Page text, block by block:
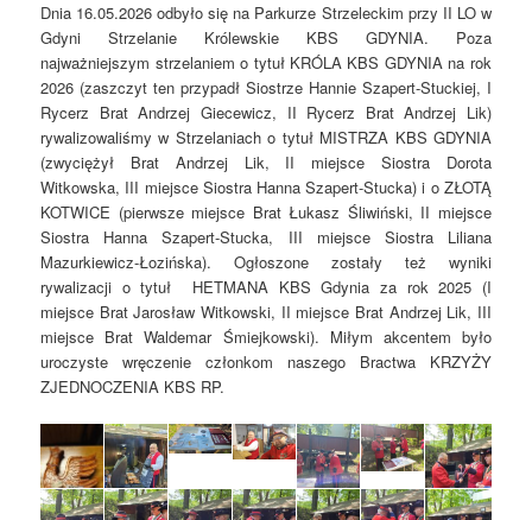
Dnia 16.05.2026 odbyło się na Parkurze Strzeleckim przy II LO w
Gdyni Strzelanie Królewskie KBS GDYNIA. Poza
najważniejszym strzelaniem o tytuł KRÓLA KBS GDYNIA na rok
2026 (zaszczyt ten przypadł Siostrze Hannie Szapert-Stuckiej, I
Rycerz Brat Andrzej Giecewicz, II Rycerz Brat Andrzej Lik)
rywalizowaliśmy w Strzelaniach o tytuł MISTRZA KBS GDYNIA
(zwyciężył Brat Andrzej Lik, II miejsce Siostra Dorota
Witkowska, III miejsce Siostra Hanna Szapert-Stucka) i o ZŁOTĄ
KOTWICE (pierwsze miejsce Brat Łukasz Śliwiński, II miejsce
Siostra Hanna Szapert-Stucka, III miejsce Siostra Liliana
Mazurkiewicz-Łozińska). Ogłoszone zostały też wyniki
rywalizacji o tytuł HETMANA KBS Gdynia za rok 2025 (I
miejsce Brat Jarosław Witkowski, II miejsce Brat Andrzej Lik, III
miejsce Brat Waldemar Śmiejkowski). Miłym akcentem było
uroczyste wręczenie członkom naszego Bractwa KRZYŻY
ZJEDNOCZENIA KBS RP.